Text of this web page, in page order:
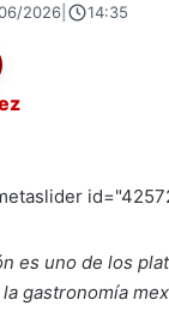
2026 14:35
es uno de los
gastronomía